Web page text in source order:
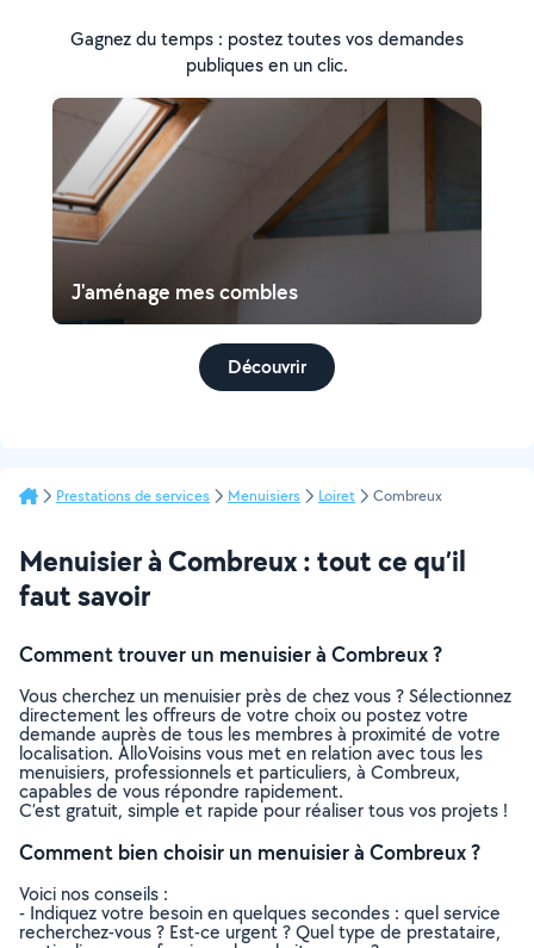
Gagnez du temps : postez toutes vos demandes
publiques en un clic.
J'aménage mes combles
Découvrir
Prestations de services Menuisiers Loiret Combreux
Menuisier à Combreux : tout ce qu’il
faut savoir
Comment trouver un menuisier à Combreux ?
Vous cherchez un menuisier près de chez vous ? Sélectionnez
directement les offreurs de votre choix ou postez votre
demande auprès de tous les membres à proximité de votre
localisation. AlloVoisins vous met en relation avec tous les
menuisiers, professionnels et particuliers, à Combreux,
capables de vous répondre rapidement.
C’est gratuit, simple et rapide pour réaliser tous vos projets !
Comment bien choisir un menuisier à Combreux ?
Voici nos conseils :
- Indiquez votre besoin en quelques secondes : quel service
recherchez-vous ? Est-ce urgent ? Quel type de prestataire,